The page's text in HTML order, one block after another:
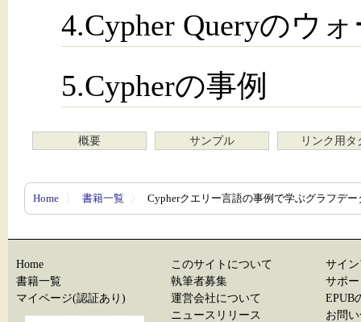
4.Cypher Queryのウ
5.Cypherの事例
概要 サンプル リンク用タ
Home 〉 書籍一覧 〉 Cypherクエリー言語の事例で学ぶグラフデー
Home
書籍一覧
マイページ(認証あり)
このサイトについて
執筆者募集
運営会社について
ニュースリリース
サイ
サポ
EPUB
お問